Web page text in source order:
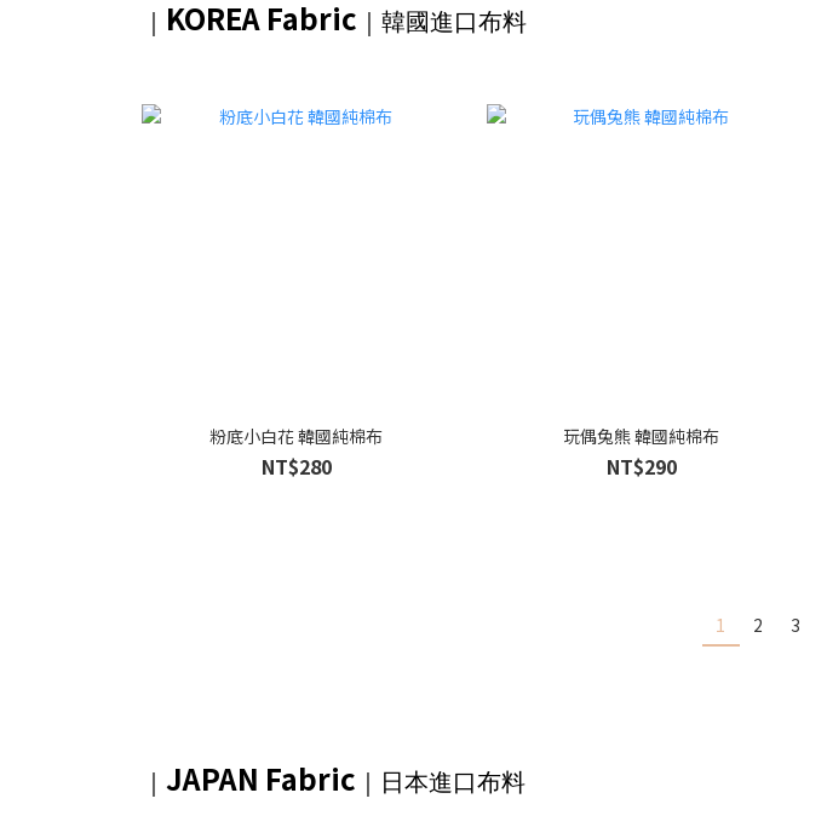
｜ KOREA Fabric ｜韓國進口布料
粉底小白花 韓國純棉布
NT$280
玩偶兔熊 韓國純棉布
NT$290
1 2 3
｜ JAPAN Fabric ｜日本進口布料